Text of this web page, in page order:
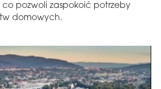
co pozwoli zaspokoić potrzeby
domowych.